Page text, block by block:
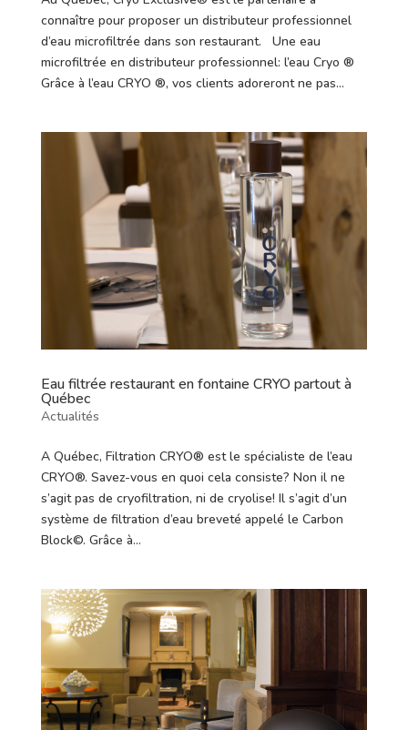
connaître pour proposer un distributeur professionnel
d’eau microfiltrée dans son restaurant. Une eau
microfiltrée en distributeur professionnel: l’eau Cryo ®️
Grâce à l’eau CRYO ®️, vos clients adoreront ne pas...
Eau filtrée restaurant en fontaine CRYO partout à
Québec
Actualités
A Québec, Filtration CRYO® est le spécialiste de l’eau
CRYO®. Savez-vous en quoi cela consiste? Non il ne
s’agit pas de cryofiltration, ni de cryolise! Il s’agit d’un
système de filtration d’eau breveté appelé le Carbon
Block©. Grâce à...